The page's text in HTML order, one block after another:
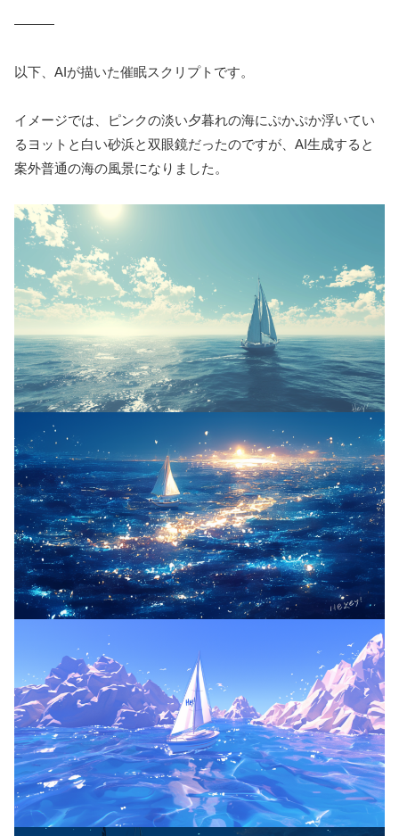
―――
以下、AIが描いた催眠スクリプトです。
イメージでは、ピンクの淡い夕暮れの海にぷかぷか浮いてい
るヨットと白い砂浜と双眼鏡だったのですが、AI生成すると
案外普通の海の風景になりました。